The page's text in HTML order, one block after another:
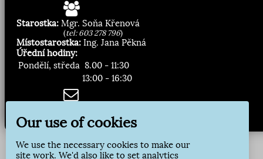
Starostka: Mgr. Soňa Křenová
(tel: 603 278 796)
Místostarostka: Ing. Jana Pěkná
Úřední hodiny:
Pondělí, středa 8.00 - 11:30
13:00 - 16:30
Přihlásit odběr
Our use of cookies
We use the necessary cookies to make our
site work. We'd also like to set analytics